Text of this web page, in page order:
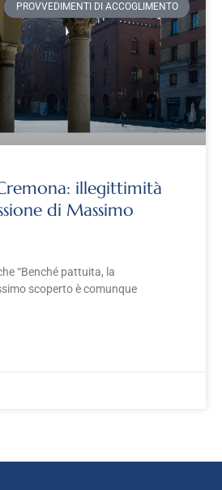
PROVVEDIMENTI DI ACCOGLIMENTO
illegittimità
di Massimo
“Benché pattuita, la
scoperto è comunque